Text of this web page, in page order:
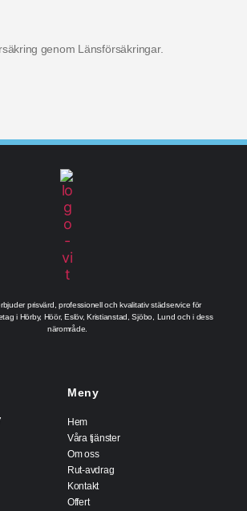
genom Länsförsäkringar.
prisvärd, professionell och kvalitativ städservice för
i Hörby, Höör, Eslöv, Kristianstad, Sjöbo, Lund och i dess
närområde.
Meny
Hem
Våra tjänster
Om oss
Rut-avdrag
Kontakt
Offert